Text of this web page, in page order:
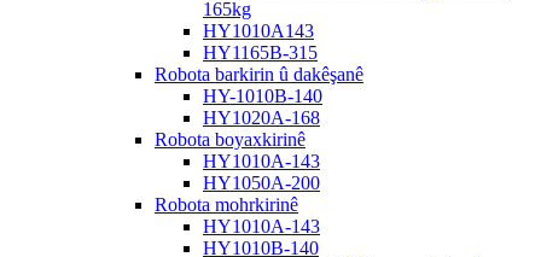
165kg
HY1010A143
HY1165B-315
Robota barkirin û dakêşanê
HY-1010B-140
HY1020A-168
Robota boyaxkirinê
HY1010A-143
HY1050A-200
Robota mohrkirinê
HY1010A-143
HY1010B-140